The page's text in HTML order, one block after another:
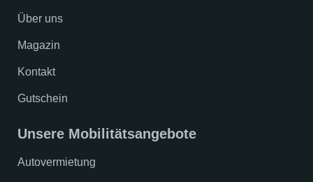
Über uns
Magazin
Kontakt
Gutschein
Unsere Mobilitätsangebote
Autovermietung